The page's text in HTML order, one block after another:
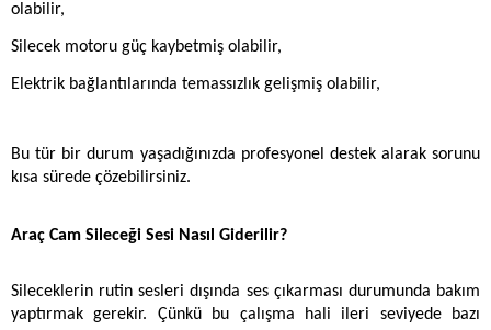
olabilir,
Silecek motoru güç kaybetmiş olabilir,
Elektrik bağlantılarında temassızlık gelişmiş olabilir,
Bu tür bir durum yaşadığınızda profesyonel destek alarak sorunu
kısa sürede çözebilirsiniz.
Araç Cam Sileceği Sesi Nasıl Giderilir?
Sileceklerin rutin sesleri dışında ses çıkarması durumunda bakım
yaptırmak gerekir. Çünkü bu çalışma hali ileri seviyede bazı